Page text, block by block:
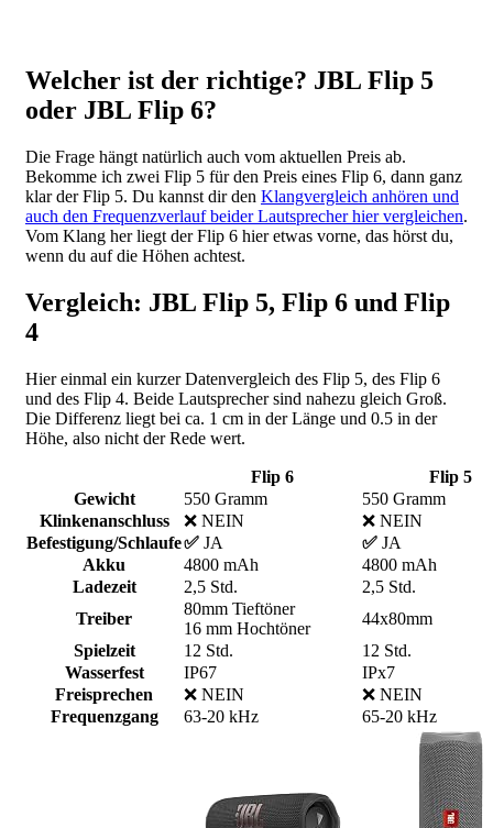
Welcher ist der richtige? JBL Flip 5
oder JBL Flip 6?
Die Frage hängt natürlich auch vom aktuellen Preis ab.
Bekomme ich zwei Flip 5 für den Preis eines Flip 6, dann ganz
klar der Flip 5. Du kannst dir den Klangvergleich anhören und
auch den Frequenzverlauf beider Lautsprecher hier vergleichen.
Vom Klang her liegt der Flip 6 hier etwas vorne, das hörst du,
wenn du auf die Höhen achtest.
Vergleich: JBL Flip 5, Flip 6 und Flip
4
Hier einmal ein kurzer Datenvergleich des Flip 5, des Flip 6
und des Flip 4. Beide Lautsprecher sind nahezu gleich Groß.
Die Differenz liegt bei ca. 1 cm in der Länge und 0.5 in der
Höhe, also nicht der Rede wert.
Flip 6
Flip 5
Gewicht
550 Gramm
550 Gramm
Klinkenanschluss
❌ NEIN
❌ NEIN
Befestigung/Schlaufe✅ JA ✅ JA
Akku
4800 mAh
4800 mAh
Ladezeit
2,5 Std.
2,5 Std.
Treiber
80mm Tieftöner
16 mm Hochtöner
44x80mm
Spielzeit
12 Std.
12 Std.
Wasserfest
IP67
IPx7
Freisprechen
❌ NEIN
❌ NEIN
Frequenzgang
63-20 kHz 65-20 kHz